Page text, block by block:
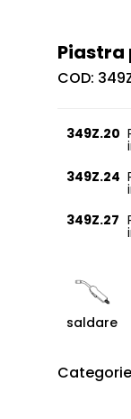
Piastra
COD:
349Z.20
349Z.24
349Z.27
saldare